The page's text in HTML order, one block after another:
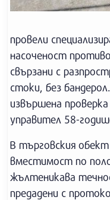
провели
насоченост
свързани с
стоки, без
извършена
управител 58-
В търговския
вместимост по
жълтеникава
предадени с